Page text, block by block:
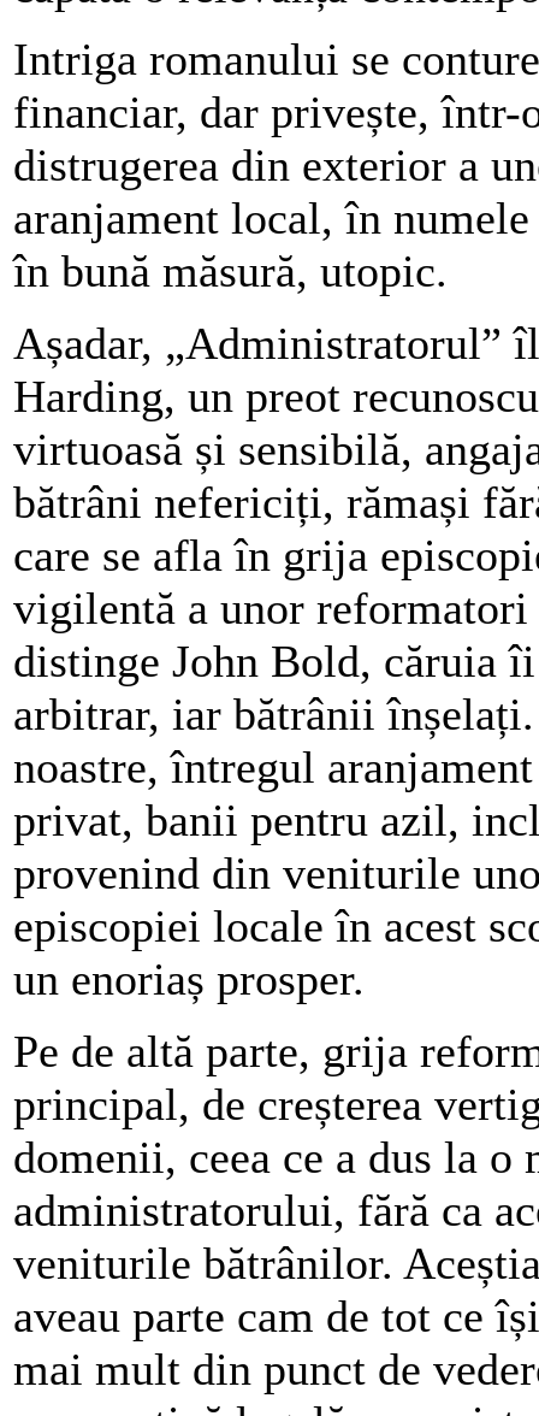
Intriga romanului se
financiar, dar privește, într-
distrugerea din exterior a
aranjament local, în
în bună măsură, utopic.
Așadar, „Administratorul”
Harding, un preot
virtuoasă și sensibilă,
bătrâni nefericiți, rămași
care se afla în grija
vigilentă a unor
distinge John Bold, căruia
arbitrar, iar bătrânii
noastre, întregul
privat, banii pentru azil,
provenind din veniturile
episcopiei locale în acest
un enoriaș prosper.
Pe de altă parte, grija
principal, de creșterea
domenii, ceea ce a dus la
administratorului, fără ca
veniturile bătrânilor.
aveau parte cam de tot ce
mai mult din punct de